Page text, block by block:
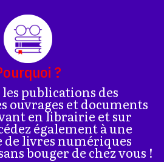
?
publications des
ouvrages et documents
en librairie et sur
également à une
livres numériques
bouger de chez vous !